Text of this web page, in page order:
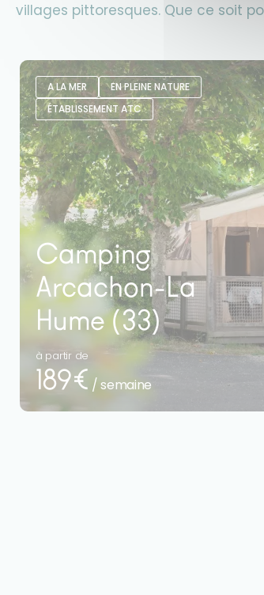
villages pittoresques. Que ce soit
A LA MER
EN PLEINE NATURE
ÉTABLISSEMENT ATC
Camping
Arcachon-La
Hume (33)
à partir de
189€ / semaine